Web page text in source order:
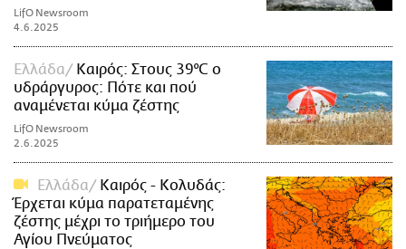
LifO Newsroom
4.6.2025
Ελλάδα
Καιρός: Στους 39°C ο
υδράργυρος: Πότε και πού
αναμένεται κύμα ζέστης
LifO Newsroom
2.6.2025
Ελλάδα
Καιρός - Κολυδάς:
Έρχεται κύμα παρατεταμένης
ζέστης μέχρι το τριήμερο του
Αγίου Πνεύματος